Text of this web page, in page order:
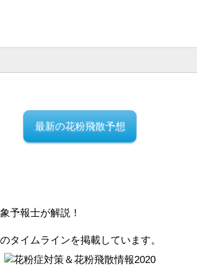
最新の花粉飛散予想
予報士が解説！
タイムラインを掲載しています。